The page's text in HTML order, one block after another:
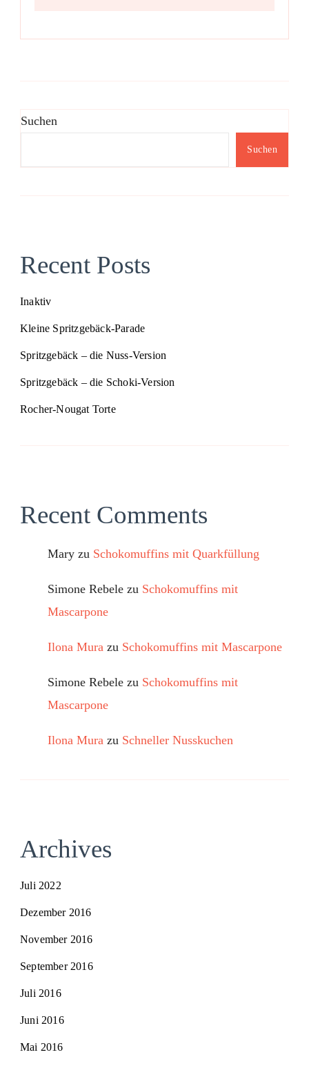
Suchen
Suchen
Recent Posts
Inaktiv
Kleine Spritzgebäck-Parade
Spritzgebäck – die Nuss-Version
Spritzgebäck – die Schoki-Version
Rocher-Nougat Torte
Recent Comments
Mary zu Schokomuffins mit Quarkfüllung
Simone Rebele zu Schokomuffins mit
Mascarpone
Ilona Mura zu Schokomuffins mit Mascarpone
Simone Rebele zu Schokomuffins mit
Mascarpone
Ilona Mura zu Schneller Nusskuchen
Archives
Juli 2022
Dezember 2016
November 2016
September 2016
Juli 2016
Juni 2016
Mai 2016